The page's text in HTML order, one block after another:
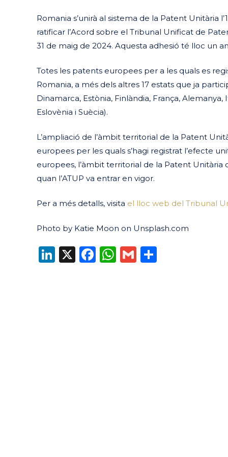
Romania s’unirà al sistema de la Patent Unitària
ratificar l’Acord sobre el Tribunal Unificat de
31 de maig de 2024. Aquesta adhesió té lloc un
Totes les patents europees per a les quals es
Romania, a més dels altres 17 estats que ja
Dinamarca, Estònia, Finlàndia, França,
Eslovènia i Suècia).
L’ampliació de l’àmbit territorial de la Patent
europees per les quals s’hagi registrat l’efecte
europees, l’àmbit territorial de la Patent
quan l’ATUP va entrar en vigor.
Per a més detalls, visita el lloc web del Tribunal
Photo by Katie Moon on Unsplash.com
LinkedIn
X Facebook
WhatsApp
Gmail